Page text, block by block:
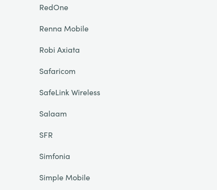
RedOne
Renna Mobile
Robi Axiata
Safaricom
SafeLink Wireless
Salaam
SFR
Simfonia
Simple Mobile